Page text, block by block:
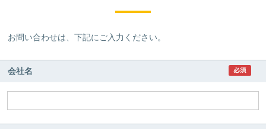
お問い合わせは、下記にご入力ください。
会社名